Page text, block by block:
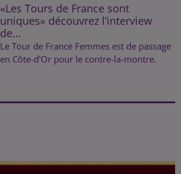
«Les Tours de France sont
uniques» découvrez l’interview
de...
Le Tour de France Femmes est de passage
en Côte-d'Or pour le contre-la-montre.